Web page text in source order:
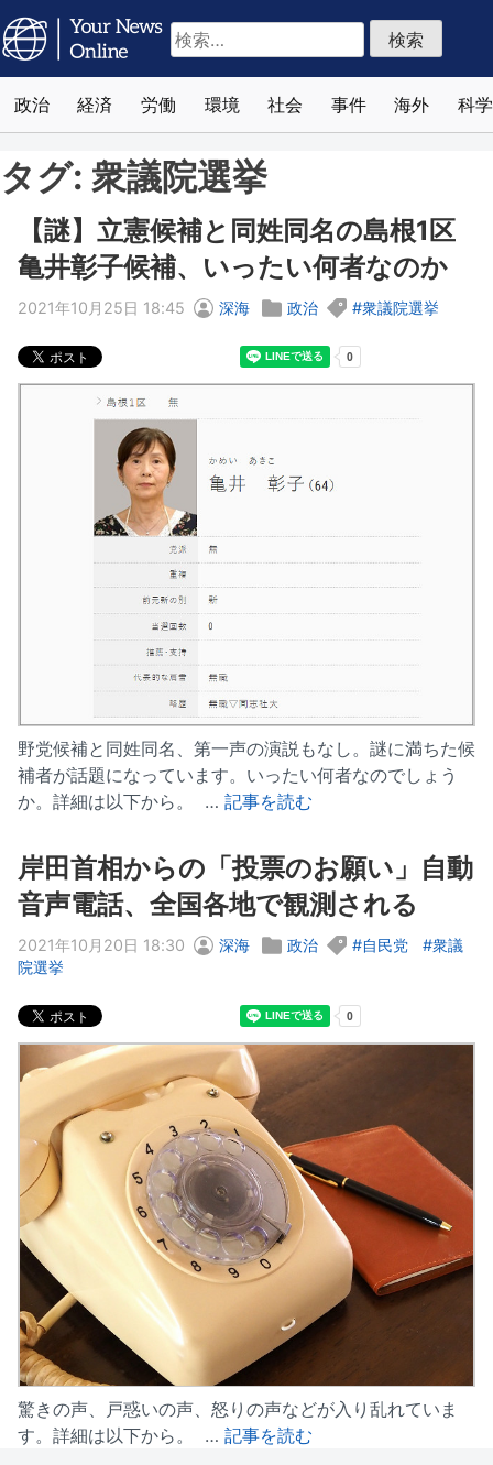
検
索:
政治 経済 労働 環境 社会 事件 海外 科学
タグ: 衆議院選挙
【謎】立憲候補と同姓同名の島根1区
亀井彰子候補、いったい何者なのか
2021年10月25日 18:45 深海 政治 衆議院選挙
野党候補と同姓同名、第一声の演説もなし。謎に満ちた候
補者が話題になっています。いったい何者なのでしょう
か。詳細は以下から。 … 記事を読む
岸田首相からの「投票のお願い」自動
音声電話、全国各地で観測される
2021年10月20日 18:30 深海 政治 自民党
衆議
院選挙
驚きの声、戸惑いの声、怒りの声などが入り乱れていま
す。詳細は以下から。 … 記事を読む